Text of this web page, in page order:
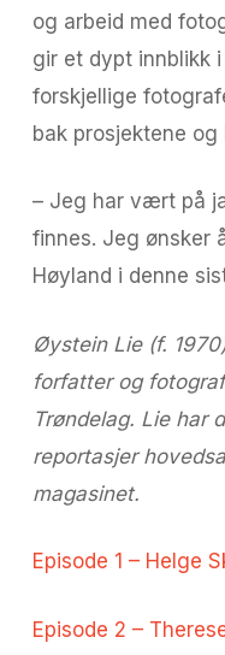
og arbeid med
gir et dypt innblikk
forskjellige
bak prosjektene og
– Jeg har vært på
finnes. Jeg ønsker
Høyland i denne
Øystein Lie (f.
forfatter og
Trøndelag. Lie har
reportasjer
magasinet.
Episode 1 – Helge
Episode 2 –